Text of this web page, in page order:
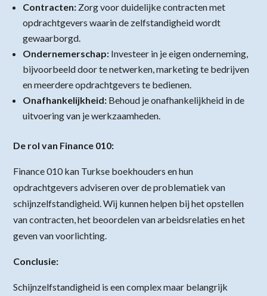
Contracten: Zorg voor duidelijke contracten met
opdrachtgevers waarin de zelfstandigheid wordt
gewaarborgd.
Ondernemerschap: Investeer in je eigen onderneming,
bijvoorbeeld door te netwerken, marketing te bedrijven
en meerdere opdrachtgevers te bedienen.
Onafhankelijkheid: Behoud je onafhankelijkheid in de
uitvoering van je werkzaamheden.
De rol van Finance 010:
Finance 010 kan Turkse boekhouders en hun
opdrachtgevers adviseren over de problematiek van
schijnzelfstandigheid. Wij kunnen helpen bij het opstellen
van contracten, het beoordelen van arbeidsrelaties en het
geven van voorlichting.
Conclusie:
Schijnzelfstandigheid is een complex maar belangrijk